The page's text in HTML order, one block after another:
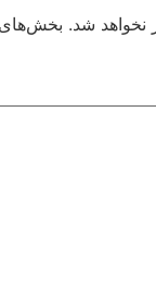
بخش‌های موردنیاز